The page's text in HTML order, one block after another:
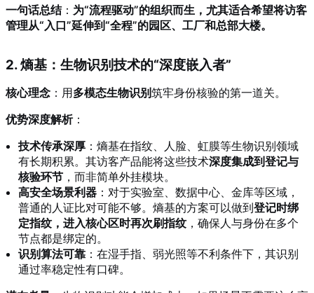
一句话总结： 为“流程驱动”的组织而生，尤其适合希望将访客
管理从“入口”延伸到“全程”的园区、工厂和总部大楼。
2. 熵基：生物识别技术的“深度嵌入者”
核心理念 ：用多模态生物识别筑牢身份核验的第一道关。
优势深度解析：
技术传承深厚 ：熵基在指纹、人脸、虹膜等生物识别领域
有长期积累。其访客产品能将这些技术深度集成到登记与
核验环节 ，而非简单外挂模块。
高安全场景利器 ：对于实验室、数据中心、金库等区域，
普通的人证比对可能不够。熵基的方案可以做到登记时绑
定指纹，进入核心区时再次刷指纹，确保人与身份在多个
节点都是绑定的。
识别算法可靠 ：在湿手指、弱光照等不利条件下，其识别
通过率稳定性有口碑。